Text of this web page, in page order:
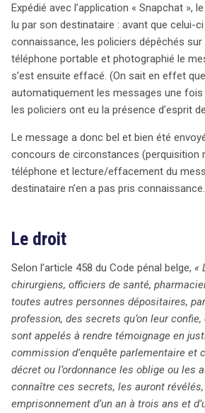
conformément à la fonctionnalité de
l’article 458 du Code pénal belge, la
professionnel n’est punissable que si
effectivement été communiqué au
s’est donc centré sur la question de
message constituait une violation,
a jamais eu connaissance. Le
que l’infraction était consommée par
message, tandis que la défense
essentiel de la connaissance par le
manquait. La Cour de cassation, après
à des circonstances échappant à la
complexité des questions entourant
professionnel et la communication
confidentielles dans le cadre légal
Expédié avec l’application « Snapchat »,
lu par son destinataire : avant que celui-
connaissance, les policiers dépêchés
téléphone portable et photographié le
s’est ensuite effacé. (On sait en effet
automatiquement les messages une fois
les policiers ont eu la présence d’esprit
Le message a donc bel et bien été
concours de circonstances (perquisition
téléphone et lecture/effacement du
destinataire n’en a pas pris connaissance.
Le droit
Selon l’article 458 du Code pénal belge, «
chirurgiens, officiers de santé,
toutes autres personnes dépositaires,
profession, des secrets qu’on leur
sont appelés à rendre témoignage en
commission d’enquête parlementaire et
décret ou l’ordonnance les oblige ou les
connaître ces secrets, les auront révélés,
emprisonnement d’un an à trois ans et